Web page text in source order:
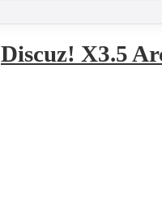
Discuz! X3.5